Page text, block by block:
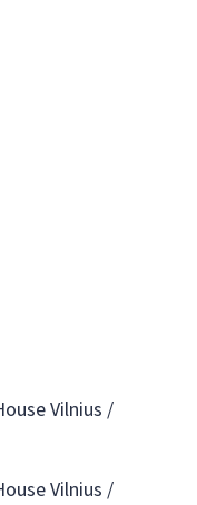
Vilnius /
Vilnius /